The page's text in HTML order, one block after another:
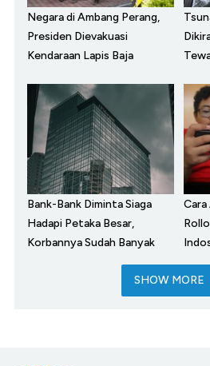
Negara di Ambang Perang,
Presiden Dievakuasi
Kendaraan Lapis Baja
Bank-Bank Diminta Siaga
Hadapi Petaka Besar,
Korbannya Sudah Banyak
SHOW MORE